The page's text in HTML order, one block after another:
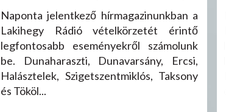
Naponta jelentkező hírmagazinunkban a
Lakihegy Rádió vételkörzetét érintő
legfontosabb eseményekről számolunk
be. Dunaharaszti, Dunavarsány, Ercsi,
Halásztelek, Szigetszentmiklós, Taksony
és Tököl...